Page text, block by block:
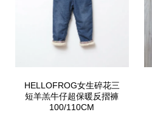
HELLOFROG女生碎花三
短羊羔牛仔超保暖反摺褲
100/110CM